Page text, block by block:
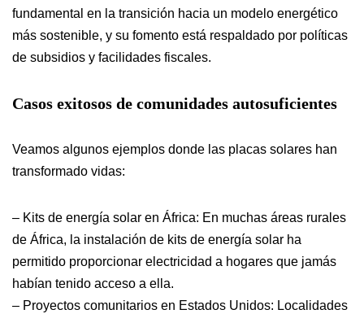
fundamental en la transición hacia un modelo energético
más sostenible, y su fomento está respaldado por políticas
de subsidios y facilidades fiscales.
Casos exitosos de comunidades autosuficientes
Veamos algunos ejemplos donde las placas solares han
transformado vidas:
– Kits de energía solar en África: En muchas áreas rurales
de África, la instalación de kits de energía solar ha
permitido proporcionar electricidad a hogares que jamás
habían tenido acceso a ella.
– Proyectos comunitarios en Estados Unidos: Localidades